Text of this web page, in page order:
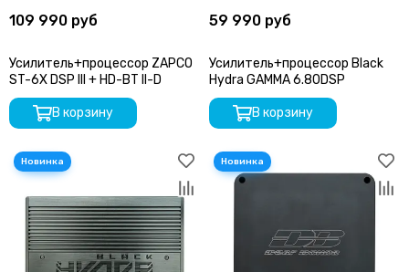
109 990 руб
Усилитель+процессор ZAPCO
ST-6X DSP III + HD-BT II-D
В корзину
59 990 руб
Усилитель+процессор Black
Hydra GAMMA 6.80DSP
В корзину